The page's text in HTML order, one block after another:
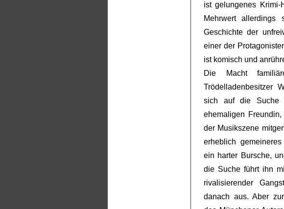
ist gelungenes Krimi-
Mehrwert allerdings
Geschichte der
einer der
ist komisch und
Die Macht
Trödelladenbesitzer
sich auf die Suche
ehemaligen
der Musikszene
erheblich
ein harter Bursche,
die Suche führt ihn
rivalisierender
danach aus. Aber